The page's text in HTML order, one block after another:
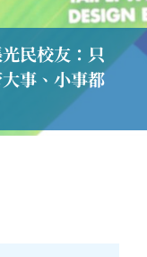
民校友：只
事、小事都